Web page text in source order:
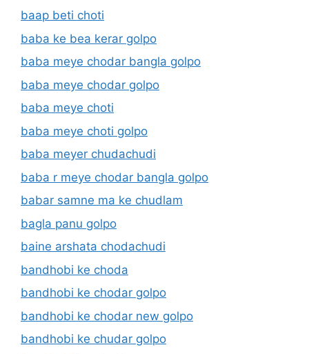
baap beti choti
baba ke bea kerar golpo
baba meye chodar bangla golpo
baba meye chodar golpo
baba meye choti
baba meye choti golpo
baba meyer chudachudi
baba r meye chodar bangla golpo
babar samne ma ke chudlam
bagla panu golpo
baine arshata chodachudi
bandhobi ke choda
bandhobi ke chodar golpo
bandhobi ke chodar new golpo
bandhobi ke chudar golpo